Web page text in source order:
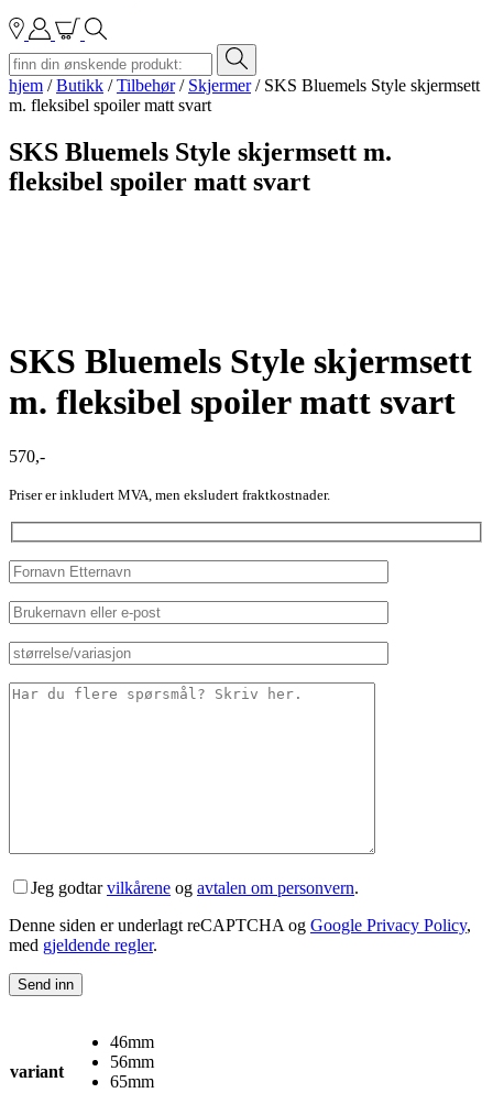
hjem /Butikk /Tilbehør/ Skjermer/ SKS Bluemels Style skjermsett
m. fleksibel spoiler matt svart
SKS Bluemels Style skjermsett m.
fleksibel spoiler matt svart
SKS Bluemels Style skjermsett
m. fleksibel spoiler matt svart
570,-
Priser er inkludert MVA, men eksludert fraktkostnader.
Jeg godtarvilkårene og avtalen om personvern.
Denne siden er underlagt reCAPTCHA og Google Privacy Policy,
med gjeldende regler.
variant
46mm
56mm
65mm